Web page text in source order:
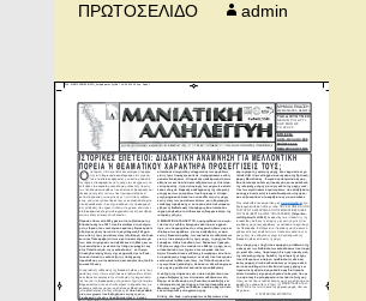
ΠΡΩΤΟΣΕΛΙΔΟ
admin